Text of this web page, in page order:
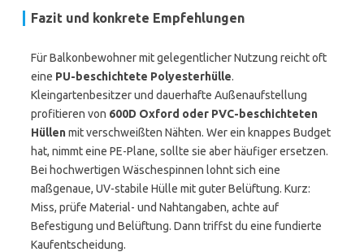
Fazit und konkrete Empfehlungen
Für Balkonbewohner mit gelegentlicher Nutzung reicht oft
eine PU-beschichtete Polyesterhülle.
Kleingartenbesitzer und dauerhafte Außenaufstellung
profitieren von 600D Oxford oder PVC-beschichteten
Hüllenmit verschweißten Nähten. Wer ein knappes Budget
hat, nimmt eine PE-Plane, sollte sie aber häufiger ersetzen.
Bei hochwertigen Wäschespinnen lohnt sich eine
maßgenaue, UV-stabile Hülle mit guter Belüftung. Kurz:
Miss, prüfe Material- und Nahtangaben, achte auf
Befestigung und Belüftung. Dann triffst du eine fundierte
Kaufentscheidung.